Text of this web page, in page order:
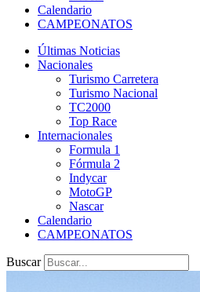
Calendario
CAMPEONATOS
Últimas Noticias
Nacionales
Turismo Carretera
Turismo Nacional
TC2000
Top Race
Internacionales
Formula 1
Fórmula 2
Indycar
MotoGP
Nascar
Calendario
CAMPEONATOS
Buscar